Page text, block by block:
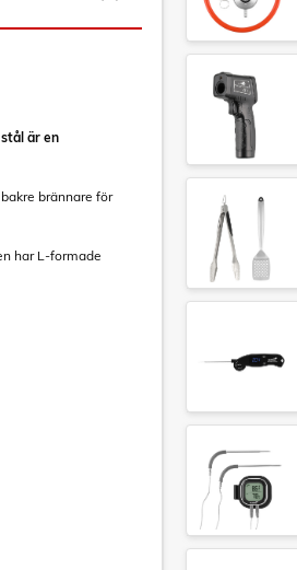
är en
brännare för
har L-formade